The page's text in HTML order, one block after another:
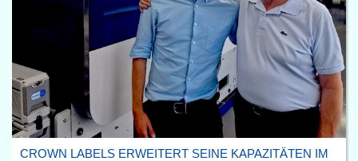
CROWN LABELS ERWEITERT SEINE KAPAZITÄTEN IM